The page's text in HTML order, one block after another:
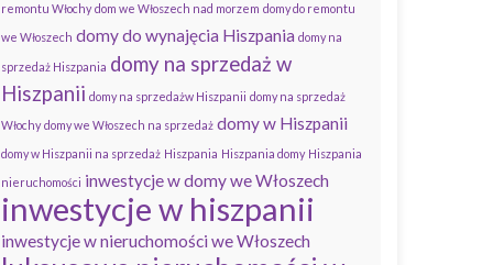
remontu Włochy dom we Włoszech nad morzem domy do remontu
we Włoszech domy do wynajęcia Hiszpania domy na
sprzedaż Hiszpania domy na sprzedaż w
Hiszpanii domy na sprzedażw Hiszpanii domy na sprzedaż
Włochy domy we Włoszech na sprzedaż domy w Hiszpanii
domy w Hiszpanii na sprzedaż Hiszpania Hiszpania domy Hiszpania
nieruchomości inwestycje w domy we Włoszech
inwestycje w hiszpanii
inwestycje w nieruchomości we Włoszech